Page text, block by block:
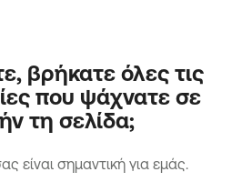
βρήκατε όλες τις
που ψάχνατε σε
τη σελίδα;
είναι σημαντική για εμάς.